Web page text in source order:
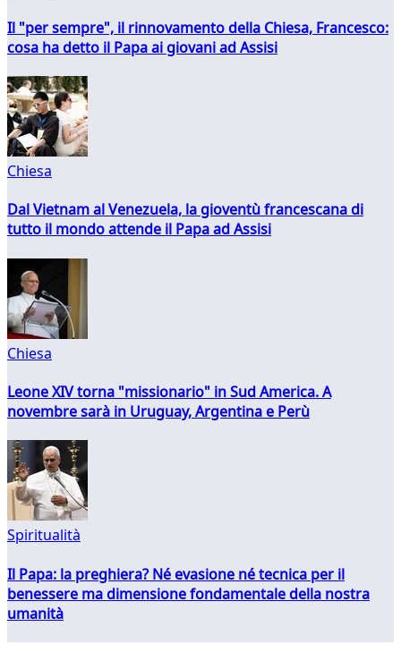
Il "per sempre", il rinnovamento della Chiesa, Francesco:
cosa ha detto il Papa ai giovani ad Assisi
Chiesa
Dal Vietnam al Venezuela, la gioventù francescana di
tutto il mondo attende il Papa ad Assisi
Chiesa
Leone XIV torna "missionario" in Sud America. A
novembre sarà in Uruguay, Argentina e Perù
Spiritualità
Il Papa: la preghiera? Né evasione né tecnica per il
benessere ma dimensione fondamentale della nostra
umanità